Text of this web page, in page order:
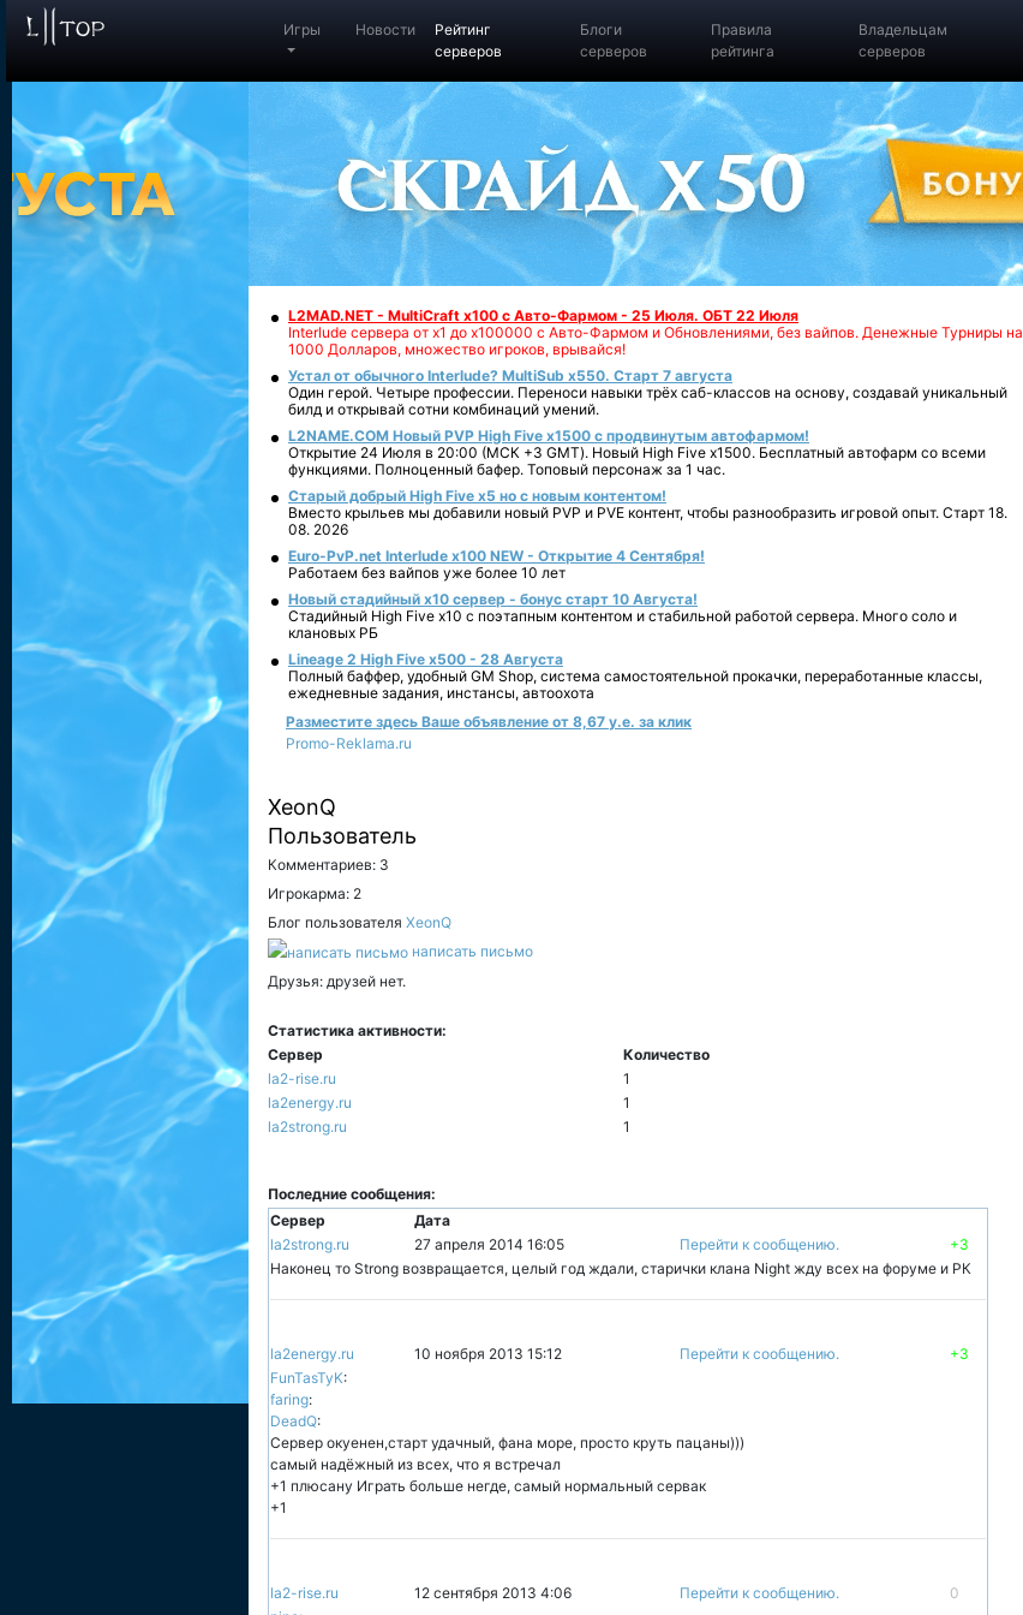
Игры Новости
Рейтинг
серверов
Блоги
серверов
Правила
рейтинга
Владельцам
серверов
L2MAD.NET - MultiCraft x100 с Авто-Фармом - 25 Июля. ОБТ 22 Июля
Interlude сервера от х1 до х100000 с Авто-Фармом и Обновлениями, без вайпов. Денежные Турниры на
1000 Долларов, множество игроков, врывайся!
Устал от обычного Interlude? MultiSub x550. Старт 7 августа
Один герой. Четыре профессии. Переноси навыки трёх саб-классов на основу, создавай уникальный
билд и открывай сотни комбинаций умений.
L2NAME.COM Новый PVP High Five x1500 с продвинутым автофармом!
Открытие 24 Июля в 20:00 (МСК +3 GMT). Новый High Five x1500. Бесплатный автофарм со всеми
функциями. Полноценный бафер. Топовый персонаж за 1 час.
Старый добрый High Five x5 но с новым контентом!
Вместо крыльев мы добавили новый PVP и PVE контент, чтобы разнообразить игровой опыт. Старт 18.
08. 2026
Euro-PvP.net Interlude х100 NEW - Открытие 4 Сентября!
Работаем без вайпов уже более 10 лет
Новый стадийный х10 сервер - бонус старт 10 Августа!
Стадийный High Five x10 с поэтапным контентом и стабильной работой сервера. Много соло и
клановых РБ
Lineage 2 High Five x500 - 28 Августа
Полный баффер, удобный GM Shop, система самостоятельной прокачки, переработанные классы,
ежедневные задания, инстансы, автоохота
Разместите здесь Ваше объявление от 8,67 у.е. за клик
Promo-Reklama.ru
XeonQ
Пользователь
Комментариев: 3
Игрокарма: 2
Блог пользователя XeonQ
написать письмо
Друзья: друзей нет.
Статистика активности:
Сервер
Количество
la2-rise.ru
1
la2energy.ru
1
la2strong.ru
1
Последние сообщения:
Сервер
Дата
la2strong.ru
27 апреля 2014 16:05 Перейти к сообщению.
+3
Наконец то Strong возвращается, целый год ждали, старички клана Night жду всех на форуме и РК
la2energy.ru 10 ноября 2013 15:12 Перейти к сообщению.
+3
FunTasTyK:
faring:
DeadQ:
Сервер окуенен,старт удачный, фана море, просто круть пацаны)))
самый надёжный из всех, что я встречал
+1 плюсану Играть больше негде, самый нормальный сервак
+1
la2-rise.ru 12 сентября 2013 4:06 Перейти к сообщению.
0